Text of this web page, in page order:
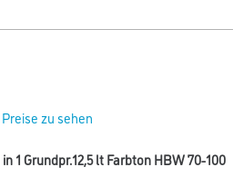
zu sehen
1 Grundpr.12,5 lt Farbton HBW 70-100